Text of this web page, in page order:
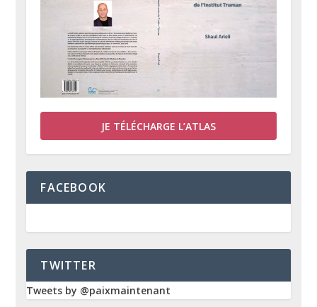
JE TÉLÉCHARGE L’ATLAS
FACEBOOK
TWITTER
Tweets by @paixmaintenant